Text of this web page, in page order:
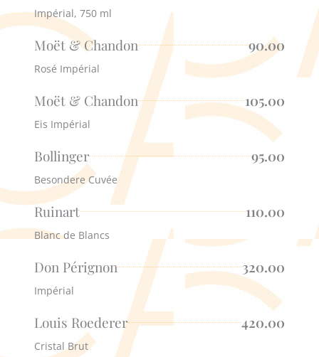
Impérial, 750 ml
Moët & Chandon 90.00
Rosé Impérial
Moët & Chandon 105.00
Eis Impérial
Bollinger 95.00
Besondere Cuvée
Ruinart 110.00
Blanc de Blancs
Don Pérignon 320.00
Impérial
Louis Roederer 420.00
Cristal Brut